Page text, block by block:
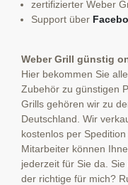
zertifizierter Weber
Support über
Weber Grill günstig
Hier bekommen Sie
Zubehör zu günstigen
Grills gehören wir zu
Deutschland. Wir
kostenlos per
Mitarbeiter können
jederzeit für Sie da.
der richtige für mich?